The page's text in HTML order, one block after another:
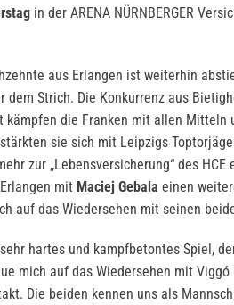
in der ARENA NÜRNBERGER
aus Erlangen ist weiterhin
dem Strich. Die Konkurrenz aus
kämpfen die Franken mit allen Mitteln
sie sich mit Leipzigs
zur „Lebensversicherung“ des
mit Maciej Gebala einen
auf das Wiedersehen mit seinen
hartes und kampfbetontes Spiel,
mich auf das Wiedersehen mit
Die beiden kennen uns als